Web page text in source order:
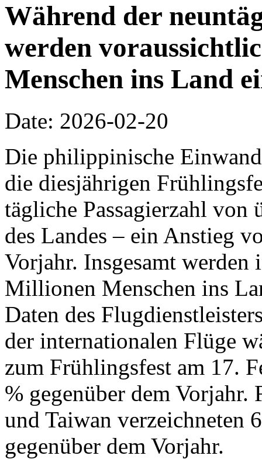
Während der
werden
Menschen ins Land
Date: 2026-02-20
Die philippinische
die diesjährigen
tägliche Passagierzahl
des Landes – ein Anstieg
Vorjahr. Insgesamt werden
Millionen Menschen ins
Daten des
der internationalen Flüge
zum Frühlingsfest am 17.
% gegenüber dem
und Taiwan verzeichneten
gegenüber dem Vorjahr.